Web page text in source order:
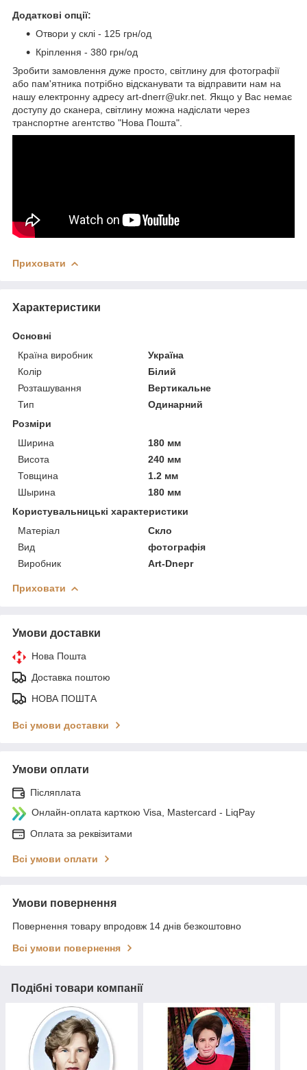
Додаткові опції:
Отвори у склі - 125 грн/од
Кріплення - 380 грн/од
Зробити замовлення дуже просто, світлину для фотографії
або пам'ятника потрібно відсканувати та відправити нам на
нашу електронну адресу art-dnerr@ukr.net. Якщо у Вас немає
доступу до сканера, світлину можна надіслати через
транспортне агентство "Нова Пошта".
Приховати
Характеристики
Основні
Країна виробник
Україна
Колір
Білий
Розташування
Вертикальне
Тип
Одинарний
Розміри
Ширина
180 мм
Висота
240 мм
Товщина
1.2 мм
Шырина
180 мм
Користувальницькі характеристики
Матеріал
Скло
Вид
фотографія
Виробник
Art-Dnepr
Приховати
Умови доставки
Нова Пошта
Доставка поштою
НОВА ПОШТА
Всі умови доставки
Умови оплати
Післяплата
Онлайн-оплата карткою Visa, Mastercard - LiqPay
Оплата за реквізитами
Всі умови оплати
Умови повернення
Повернення товару впродовж 14 днів безкоштовно
Всі умови повернення
Подібні товари компанії